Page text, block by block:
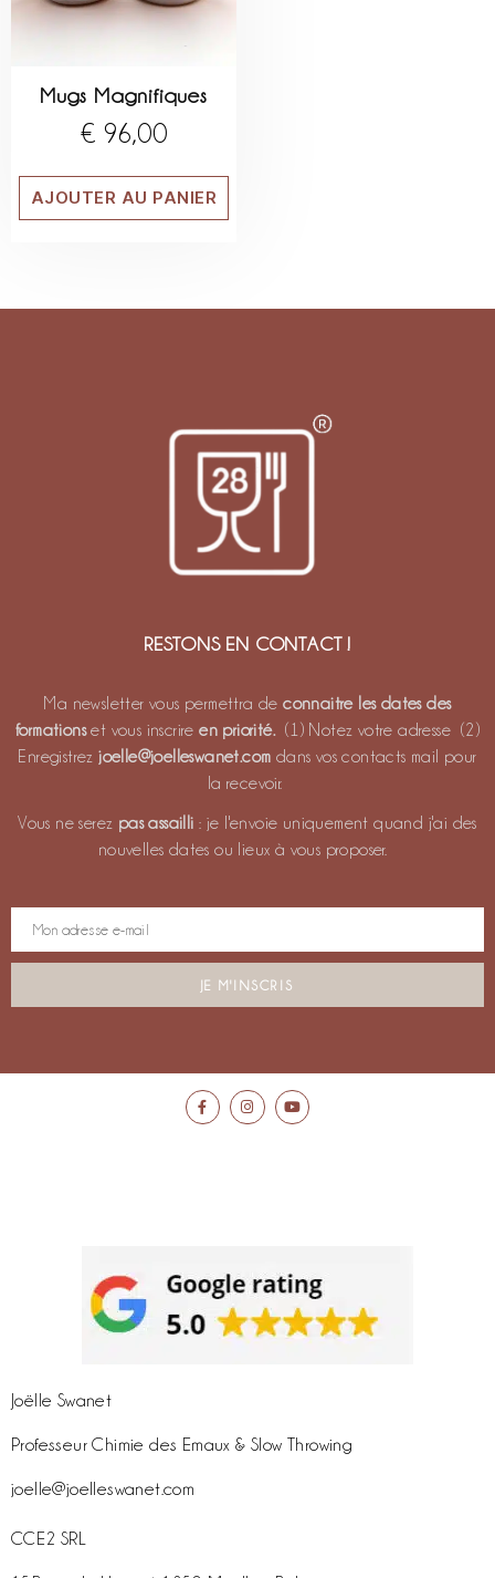
Mugs Magnifiques
€ 96,00
AJOUTER AU PANIER
RESTONS EN CONTACT !
Ma newsletter vous permettra deconnaitre les dates des
formationset vous inscrireen priorité. (1) Notez votre adresse (2)
Enregistrezjoelle@joelleswanet.com dans vos contacts mail pour
la recevoir.
Vous ne serez pas assailli : je l'envoie uniquement quand j'ai des
nouvelles dates ou lieux à vous proposer.
JE M'INSCRIS
Joëlle Swanet
Professeur Chimie des Emaux & Slow Throwing
joelle@joelleswanet.com
CCE2 SRL